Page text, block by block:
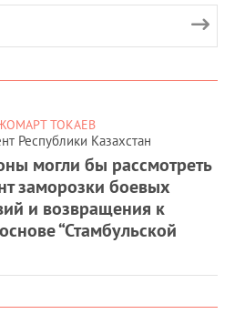
ТОКАЕВ
Республики Казахстан
могли бы рассмотреть
заморозки боевых
и возвращения к
“Стамбульской